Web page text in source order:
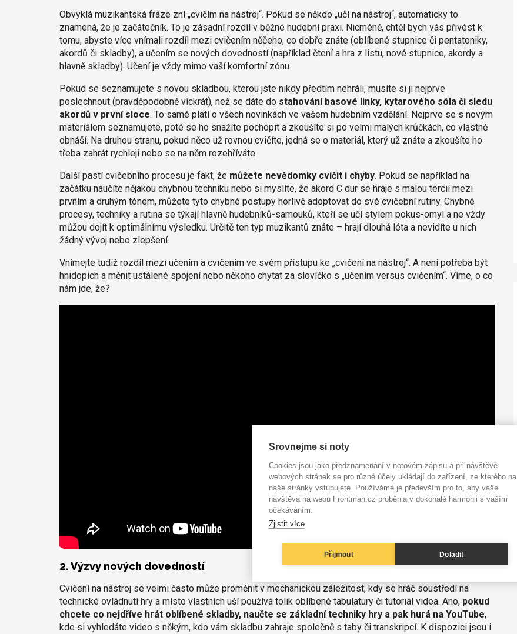
Obvyklá muzikantská fráze zní „cvičím na nástroj“. Pokud se někdo „učí na nástroj“, automaticky to
znamená, že je začátečník. To je zásadní rozdíl v běžné hudební praxi. Nicméně, chtěl bych vás přivést k
tomu, abyste více vnímali rozdíl mezi cvičením něčeho, co dobře znáte (oblíbené stupnice či pentatoniky,
akordů či skladby), a učením se nových dovedností (například čtení a hra z listu, nové stupnice, akordy a
hlavně skladby). Učení je vždy mimo vaší komfortní zónu.
Pokud se seznamujete s novou skladbou, kterou jste nikdy předtím nehráli, musíte si ji nejprve
poslechnout (pravděpodobně víckrát), než se dáte do stahování basové linky, kytarového sóla či sledu
akordů v první sloce. To samé platí o všech novinkách ve vašem hudebním vzdělání. Nejprve se s novým
materiálem seznamujete, poté se ho snažíte pochopit a zkoušíte si po velmi malých krůčkách, co vlastně
obnáší. Na druhou stranu, pokud něco už rovnou cvičíte, jedná se o materiál, který už znáte a zkoušíte ho
třeba zahrát rychleji nebo se na něm rozehříváte.
Další pastí cvičebního procesu je fakt, že můžete nevědomky cvičit i chyby. Pokud se například na
začátku naučíte nějakou chybnou techniku nebo si myslíte, že akord C dur se hraje s malou tercií mezi
prvním a druhým tónem, můžete tyto chybné postupy horlivě adoptovat do své cvičební rutiny. Chybné
procesy, techniky a rutina se týkají hlavně hudebníků-samouků, kteří se učí stylem pokus-omyl a ne vždy
můžou dojít k optimálnímu výsledku. Určitě ten typ muzikantů znáte – hrají dlouhá léta a nevidíte u nich
žádný vývoj nebo zlepšení.
Vnímejte tudíž rozdíl mezi učením a cvičením ve svém přístupu ke „cvičení na nástroj“. A není potřeba být
hnidopich a měnit ustálené spojení nebo někoho chytat za slovíčko s „učením versus cvičením“. Víme, o co
nám jde, že?
2. Výzvy nových dovedností
Cvičení na nástroj se velmi často může proměnit v mechanickou záležitost, kdy se hráč soustředí na
technické ovládnutí hry a místo vlastních uší používá tolik oblíbené tabulatury či tutorial videa. Ano, pokud
chcete co nejdříve hrát oblíbené skladby, naučte se základní techniky hry a pak hurá na YouTube,
kde si vyhledáte video s někým, kdo vám skladbu zahraje společně s taby či transkripcí. K dispozici jsou i
Srovnejme si noty
Cookies jsou jako předznamenání v notovém zápisu a při návštěvě
webových stránek se pro různé účely ukládají do zařízení, ze kterého na
naše stránky vstupujete. Používáme je především pro to, aby vaše
návštěva na webu Frontman.cz proběhla v dokonalé harmonii s vaším
očekáváním.
Zjistit více
Přijmout Doladit